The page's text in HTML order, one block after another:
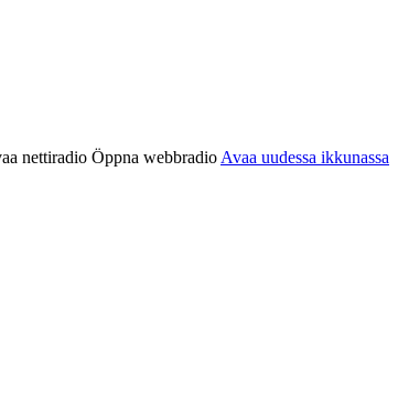
nettiradio Öppna webbradio Avaa uudessa ikkunassa